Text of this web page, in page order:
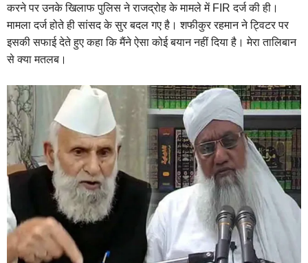
करने पर उनके खिलाफ पुलिस ने राजद्रोह के मामले में FIR दर्ज की ही।
मामला दर्ज होते ही सांसद के सुर बदल गए है। शफीकुर रहमान ने ट्विटर पर
इसकी सफाई देते हुए कहा कि मैंने ऐसा कोई बयान नहीं दिया है। मेरा तालिबान
से क्या मतलब।